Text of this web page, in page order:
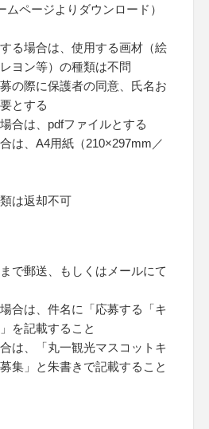
ページよりダウンロード）
る場合は、使用する画材（絵
ヨン等）の種類は不問
の際に保護者の同意、氏名お
とする
合は、pdfファイルとする
は、A4用紙（210×297mm／
は返却不可
で郵送、もしくはメールにて
合は、件名に「応募する「キ
を記載すること
は、「丸一観光マスコットキ
集」と朱書きで記載すること